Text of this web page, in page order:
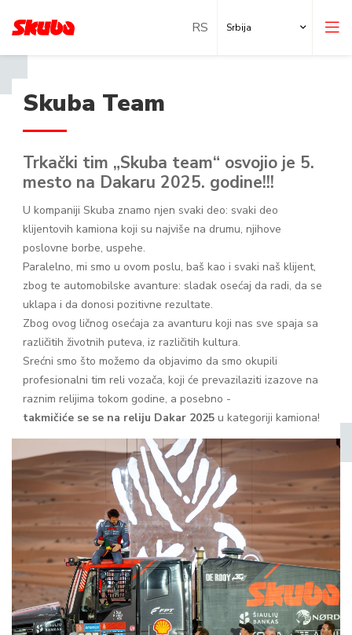
Srbija
Skuba Team
Trkački tim „Skuba team“ osvojio je 5.
mesto na Dakaru 2025. godine!!!
U kompaniji Skuba znamo njen svaki deo: svaki deo
klijentovih kamiona koji su najviše na drumu, njihove
poslovne borbe, uspehe.
Paralelno, mi smo u ovom poslu, baš kao i svaki naš klijent,
zbog te automobilske avanture: sladak osećaj da radi, da se
uklapa i da donosi pozitivne rezultate.
Zbog ovog ličnog osećaja za avanturu koji nas sve spaja sa
različitih životnih puteva, iz različitih kultura.
Srećni smo što možemo da objavimo da smo okupili
profesionalni tim reli vozača, koji će prevazilaziti izazove na
raznim relijima tokom godine, a posebno -
takmičiće se se na reliju Dakar 2025 u kategoriji kamiona!